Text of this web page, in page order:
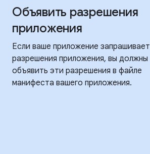
Объявить разрешения
приложения
Если ваше приложение запрашивает
разрешения приложения, вы должны
объявить эти разрешения в файле
манифеста вашего приложения.